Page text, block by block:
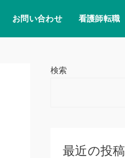
お問い合わせ 看護師転職
検索
最近の投稿